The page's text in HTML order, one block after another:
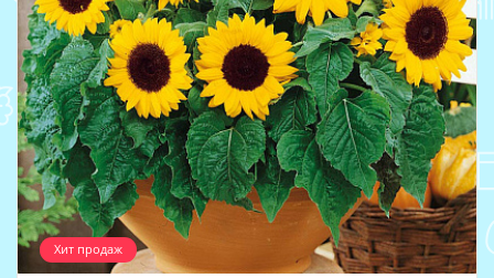
Хит продаж